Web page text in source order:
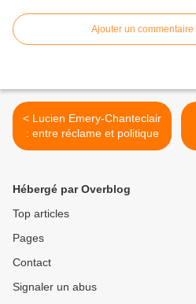
Ajouter un commentaire
< Lucien Emery-Chanteclair
: entre réclame et politique
Hébergé par Overblog
Top articles
Pages
Contact
Signaler un abus